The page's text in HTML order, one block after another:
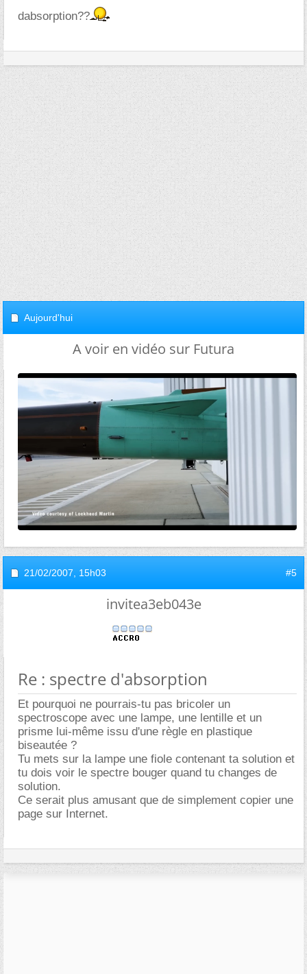
dabsorption??
Aujourd'hui
A voir en vidéo sur Futura
21/02/2007, 15h03 #5
invitea3eb043e
Re : spectre d'absorption
Et pourquoi ne pourrais-tu pas bricoler un
spectroscope avec une lampe, une lentille et un
prisme lui-même issu d'une règle en plastique
biseautée ?
Tu mets sur la lampe une fiole contenant ta solution et
tu dois voir le spectre bouger quand tu changes de
solution.
Ce serait plus amusant que de simplement copier une
page sur Internet.